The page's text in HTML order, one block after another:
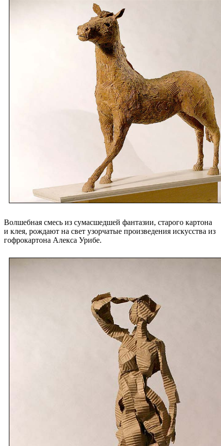
Волшебная смесь из сумасшедшей фантазии, старого картона
и клея, рождают на свет узорчатые произведения искусства из
гофрокартона Алекса Урибе.